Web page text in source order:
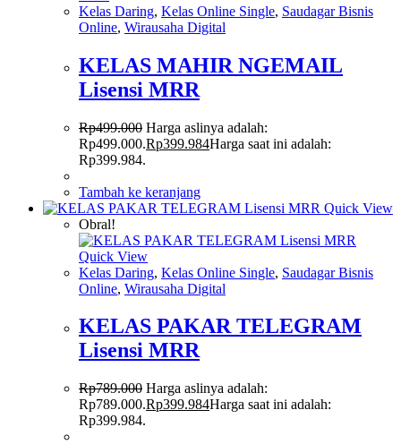
Kelas Daring, Kelas Online Single, Saudagar Bisnis
Online, Wirausaha Digital
KELAS MAHIR NGEMAIL
Lisensi MRR
Rp499.000 Harga aslinya adalah:
Rp499.000.Rp399.984Harga saat ini adalah:
Rp399.984.
Tambah ke keranjang
Quick View
Obral!
Quick View
Kelas Daring, Kelas Online Single, Saudagar Bisnis
Online, Wirausaha Digital
KELAS PAKAR TELEGRAM
Lisensi MRR
Rp789.000 Harga aslinya adalah:
Rp789.000.Rp399.984Harga saat ini adalah:
Rp399.984.